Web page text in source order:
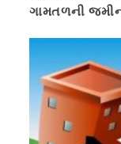
ગામતળની